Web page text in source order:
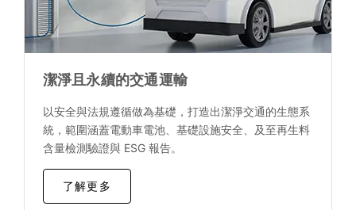
潔淨且永續的交通運輸
以安全與法規遵循做為基礎，打造出潔淨交通的生態系
統，範圍涵蓋電動車電池、基礎設施安全、及至再生料
含量檢測驗證與 ESG 報告。
了解更多